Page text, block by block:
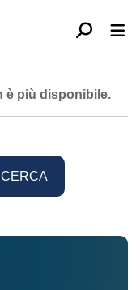
è più disponibile.